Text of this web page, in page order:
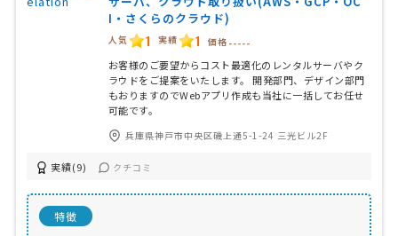
I・さくらのクラウド)
人気 1 実績 1 価格 -----
お客様のご要望からコスト最適化のレンタルサーバやク
ラウドをご提案をいたします。 開発部門、デザイン部門
もおりますのでWebアプリ作成も当社に一括してお任せ
可能です。
兵庫県神戸市中央区磯上通5-1-24 三光ビル2F
実績(9) クチコミ
特徴